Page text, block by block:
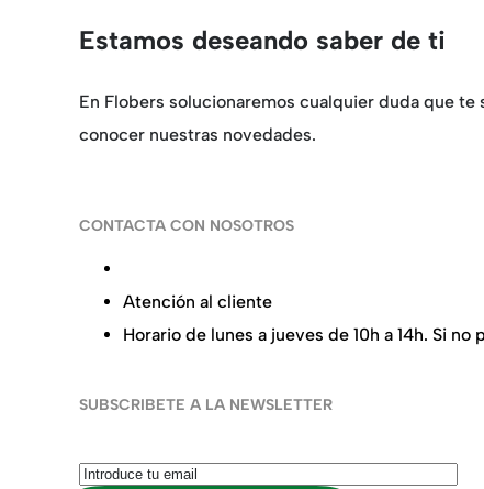
Estamos deseando saber de ti
En Flobers solucionaremos cualquier duda que
conocer nuestras novedades.
CONTACTA CON NOSOTROS
Atención al cliente
Horario de lunes a jueves de 10h a 14h. Si
SUBSCRIBETE A LA NEWSLETTER